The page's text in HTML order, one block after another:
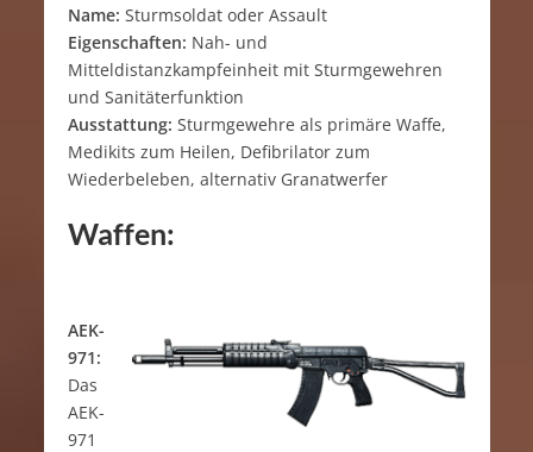
Name: Sturmsoldat oder Assault
Eigenschaften: Nah- und
Mitteldistanzkampfeinheit mit Sturmgewehren
und Sanitäterfunktion
Ausstattung: Sturmgewehre als primäre Waffe,
Medikits zum Heilen, Defibrilator zum
Wiederbeleben, alternativ Granatwerfer
Waffen:
AEK-
971:
Das
AEK-
971